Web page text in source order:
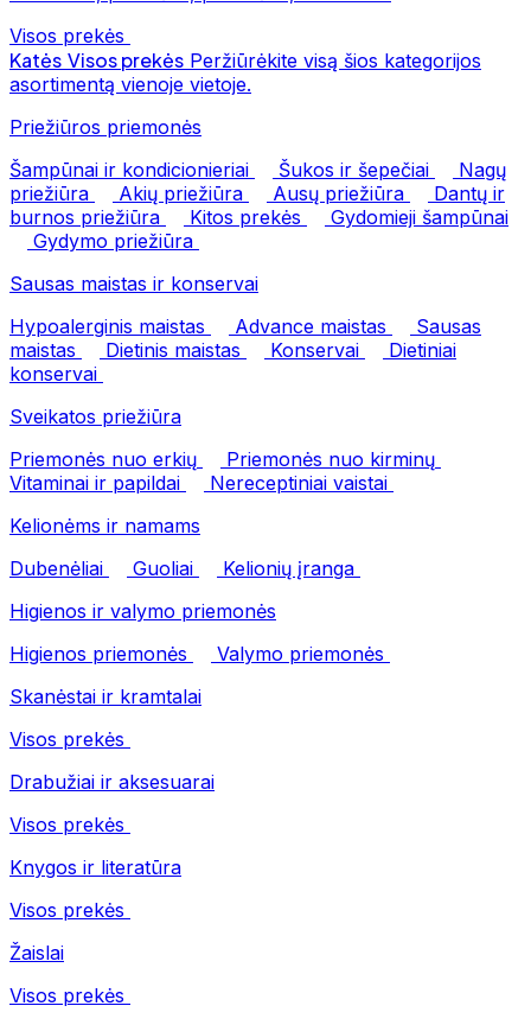
Visos prekės
Katės Visos prekės Peržiūrėkite visą šios kategorijos
asortimentą vienoje vietoje.
Priežiūros priemonės
Šampūnai ir kondicionieriai
Šukos ir šepečiai
Nagų
priežiūra
Akių priežiūra Ausų priežiūra
Dantų ir
burnos priežiūra
Kitos prekės
Gydomieji šampūnai
Gydymo priežiūra
Sausas maistas ir konservai
Hypoalerginis maistas
Advance maistas
Sausas
maistas
Dietinis maistas Konservai
Dietiniai
konservai
Sveikatos priežiūra
Priemonės nuo erkių
Priemonės nuo kirminų
Vitaminai ir papildai
Nereceptiniai vaistai
Kelionėms ir namams
Dubenėliai
Guoliai
Kelionių įranga
Higienos ir valymo priemonės
Higienos priemonės
Valymo priemonės
Skanėstai ir kramtalai
Visos prekės
Drabužiai ir aksesuarai
Visos prekės
Knygos ir literatūra
Visos prekės
Žaislai
Visos prekės